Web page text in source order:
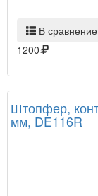
В сравнение
1200
Штопфер,
мм, DE116R